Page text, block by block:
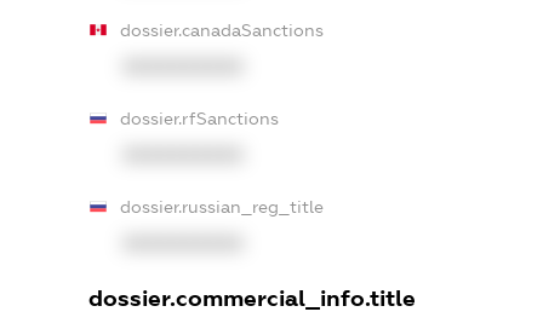
dossier.canadaSanctions
dossier.rfSanctions
dossier.russian_reg_title
dossier.commercial_info.title